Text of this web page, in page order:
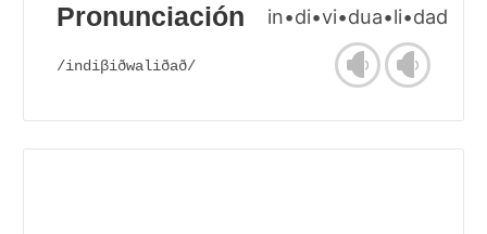
Pronunciación in•di•vi•dua•li•dad
/indiβiðwaliðað/